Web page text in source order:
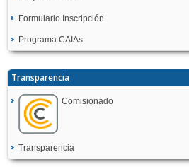
Formulario Inscripción
Programa CAIAs
Transparencia
Comisionado
Transparencia